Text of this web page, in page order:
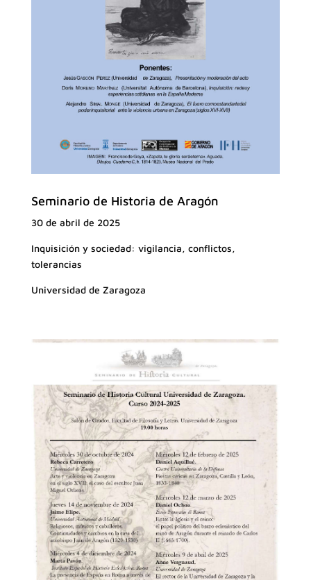
Seminario de Historia de Aragón
30 de abril de 2025
Inquisición y sociedad: vigilancia, conflictos,
tolerancias
Universidad de Zaragoza